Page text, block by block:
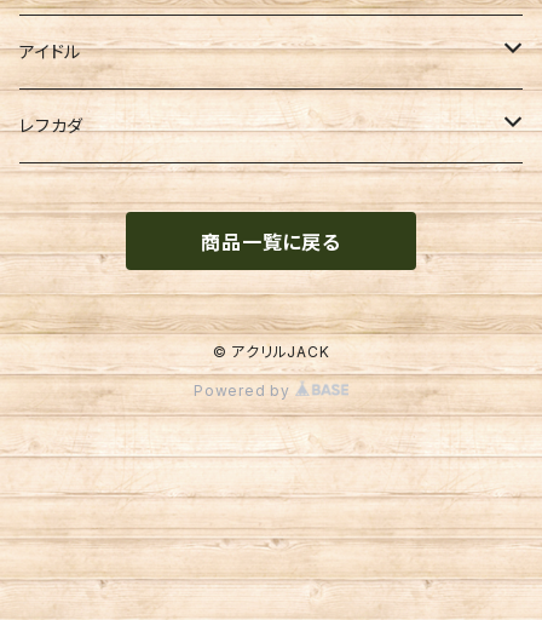
Berry Blue
アイドル
PlaceOrder
レフカダ
佐倉絆
アズマックス
大空太陽
商品一覧に戻る
© アクリルJACK
Powered by